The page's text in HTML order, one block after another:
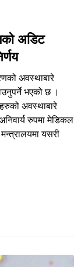
अडिट
अवस्थाबारे
भएको छ ।
अवस्थाबारे
रुपमा मेडिकल
यसरी